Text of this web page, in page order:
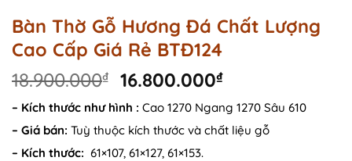
Bàn Thờ Gỗ Hương Đá Chất Lượng
Cao Cấp Giá Rẻ BTĐ124
18.900.000₫
Original
price
was:
18.900.000₫.
16.800.000₫Current
price
is:
16.800.000₫.
– Kích thước như hình : Cao 1270 Ngang 1270 Sâu 610
– Giá bán: Tuỳ thuộc kích thước và chất liệu gỗ
– Kích thước: 61×107, 61×127, 61×153.